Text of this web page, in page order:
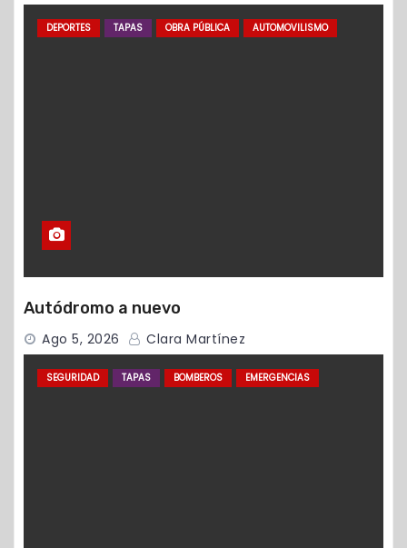
DEPORTES TAPAS OBRA PÚBLICA AUTOMOVILISMO
Autódromo a nuevo
Ago 5, 2026 Clara Martínez
SEGURIDAD TAPAS BOMBEROS EMERGENCIAS